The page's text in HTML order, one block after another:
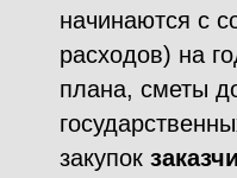
начинаются с
расходов) на
плана, сметы
закупок